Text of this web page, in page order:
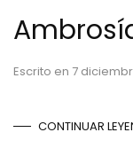
Escrito en 7
CONTINUAR